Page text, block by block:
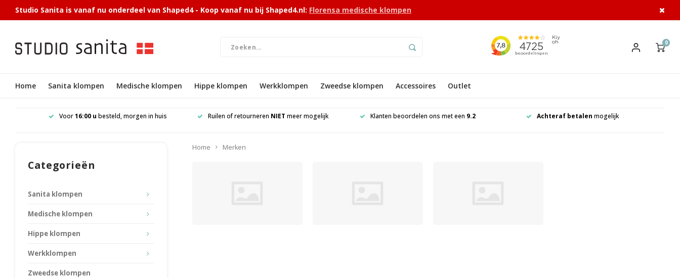
Studio Sanita is vanaf nu onderdeel van Shaped4 - Koop vanaf nu bij Shaped4.nl: Florensa medische klompen
0
Home Sanita klompen Medische klompen Hippe klompen Werkklompen Zweedse klompen Accessoires Outlet
Voor16:00 u besteld, morgen in huis Ruilen of retourneren NIET meer mogelijk Klanten beoordelen ons met een 9.2 Achteraf betalen mogelijk
Categorieën
Sanita klompen
Medische klompen
Hippe klompen
Werkklompen
Zweedse klompen
Home Merken